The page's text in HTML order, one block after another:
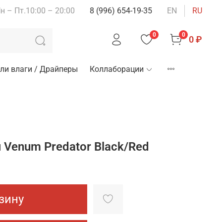
– Пт.10:00 – 20:00 8 (996) 654-19-35 EN RU
0 0 0 ₽
влаги / Драйперы Коллаборации
Predator Black/Red